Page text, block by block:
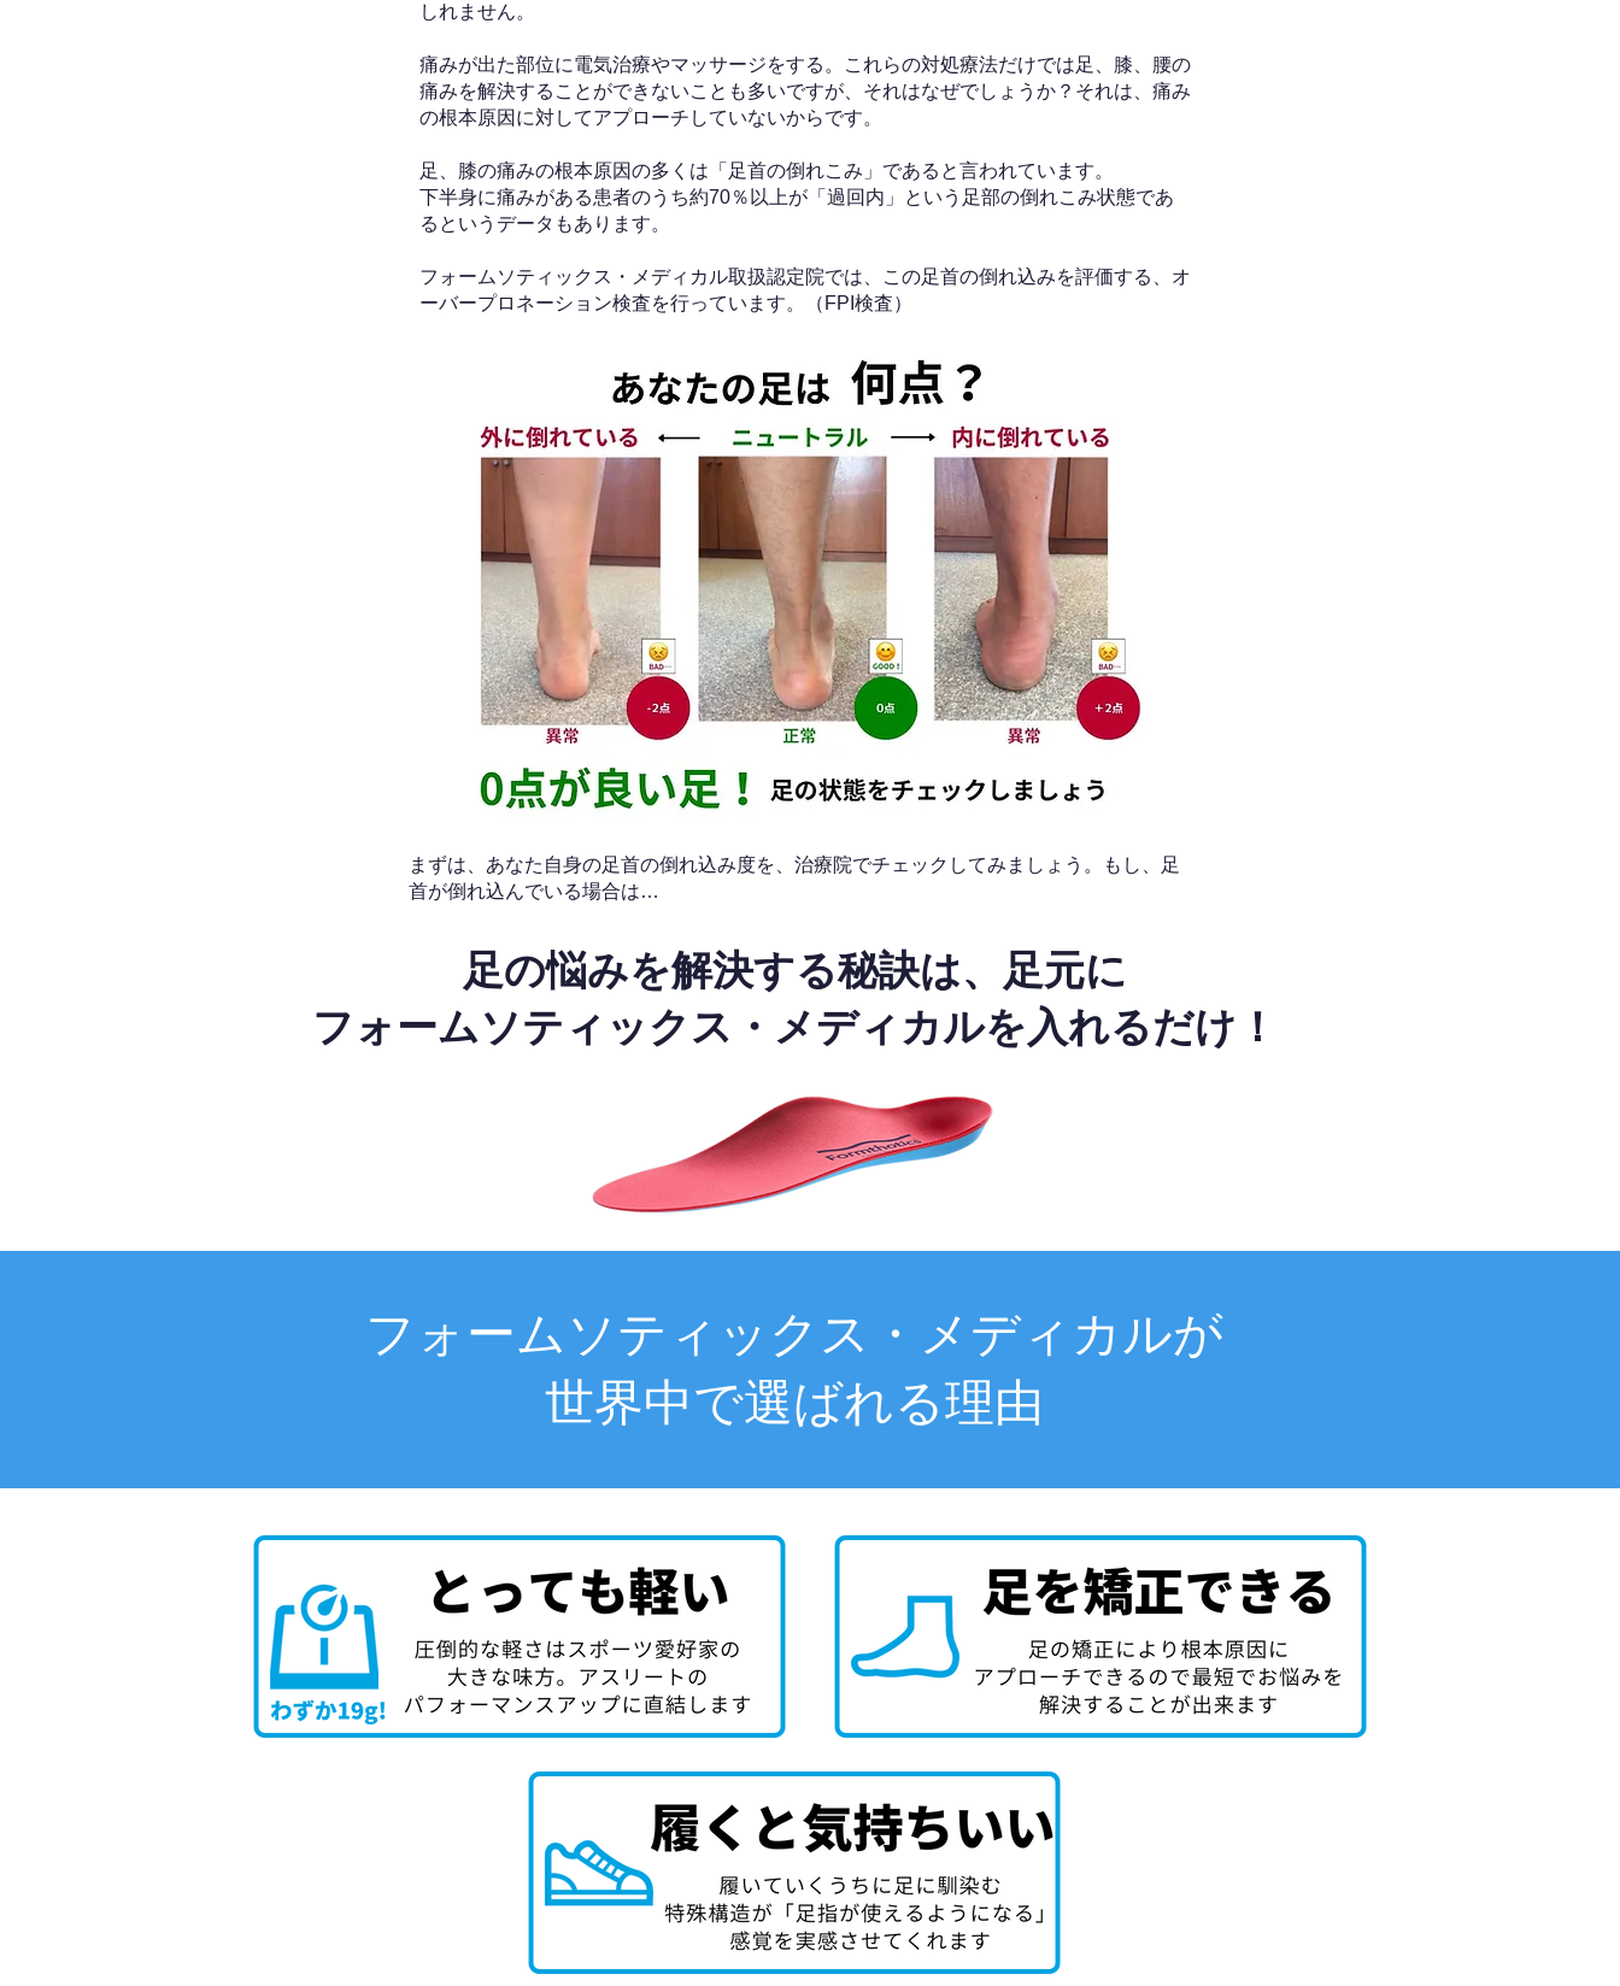
しれません。
痛みが出た部位に電気治療やマッサージをする。これらの対処療法だけでは足、膝、腰の
痛みを解決することができないことも多いですが、それはなぜでしょうか？それは、痛み
の根本原因に対してアプローチしていないからです。
足、膝の痛みの根本原因の多くは「足首の倒れこみ」であると言われています。
下半身に痛みがある患者のうち約70％以上が「過回内」という足部の倒れこみ状態であ
るというデータもあります。
フォームソティックス・メディカル取扱認定院では、この足首の倒れ込みを評価する、オ
ーバープロネーション検査を行っています。（FPI検査）​
​まずは、あなた自身の足首の倒れ込み度を、治療院でチェックしてみましょう。もし、足
首が倒れ込んでいる場合は…
足の悩みを解決する秘訣は、足元に
フォームソティックス・メディカルを入れるだけ！
フォームソティックス・メディカルが
世界中で選ばれる理由